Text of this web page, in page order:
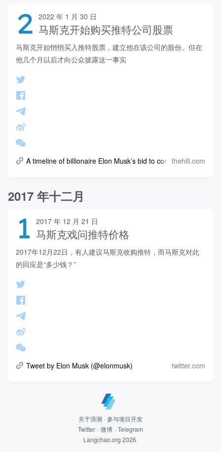
2 2022 年 1 月 30 日
马斯克开始购买推特公司股票
马斯克开始悄悄买入推特股票，建立他在该公司的股份。但在
他几个月以后才向公众披露这一事实
A timeline of billionaire Elon Musk’s bid to control Twitter
thehill.com
2017 年十二月
1 2017 年 12 月 21 日
马斯克戏问推特价格
2017年12月22日，有人建议马斯克收购推特，而马斯克对此
的回应是“多少钱？”
Tweet by Elon Musk (@elonmusk) twitter.com
关于浪潮 · 参与项目开发
Twitter · 微博 · Telegram
Langchao.org 2026